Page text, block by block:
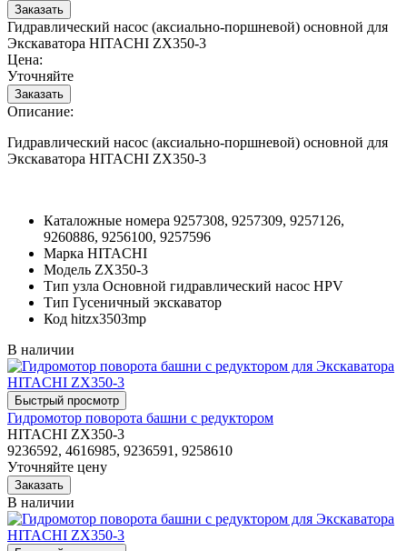
Гидравлический насос (аксиально-поршневой) основной для
Экскаватора HITACHI ZX350-3
Цена:
Уточняйте
Описание:
Гидравлический насос (аксиально-поршневой) основной для
Экскаватора HITACHI ZX350-3
Каталожные номера 9257308, 9257309, 9257126,
9260886, 9256100, 9257596
Марка HITACHI
Модель ZX350-3
Тип узла Основной гидравлический насос HPV
Тип Гусеничный экскаватор
Код hitzx3503mp
В наличии
Гидромотор поворота башни с редуктором
HITACHI ZX350-3
9236592, 4616985, 9236591, 9258610
Уточняйте цену
В наличии